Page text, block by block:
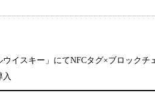
ウイスキー」にてNFCタグ×ブロックチ
入